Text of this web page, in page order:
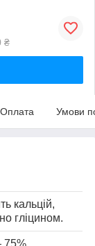
₴
Оплата Умови
кальцій,
гліцином.
75%